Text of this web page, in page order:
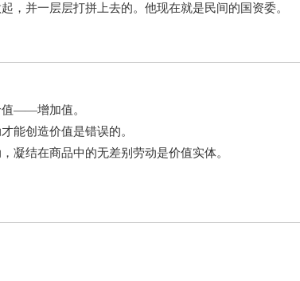
，并一层层打拼上去的。他现在就是民间的国资委。
值——增加值。
能创造价值是错误的。
凝结在商品中的无差别劳动是价值实体。